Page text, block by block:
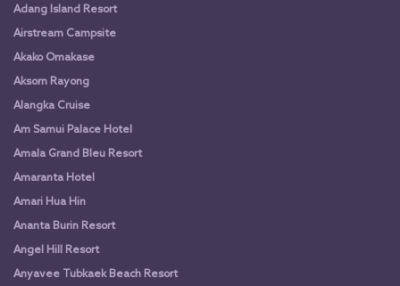
Adang Island Resort
Airstream Campsite
Akako Omakase
Aksorn Rayong
Alangka Cruise
Am Samui Palace Hotel
Amala Grand Bleu Resort
Amaranta Hotel
Amari Hua Hin
Ananta Burin Resort
Angel Hill Resort
Anyavee Tubkaek Beach Resort